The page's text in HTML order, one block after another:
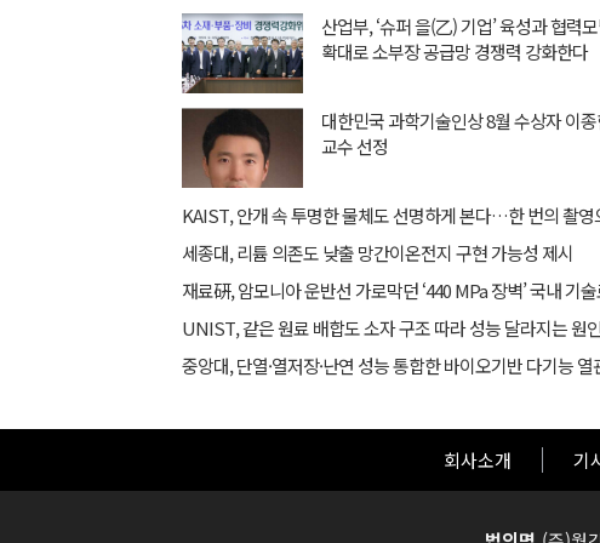
산업부, ‘슈퍼 을(乙) 기업’ 육성과 협력
확대로 소부장 공급망 경쟁력 강화한다
대한민국 과학기술인상 8월 수상자 이
교수 선정
세종대, 리튬 의존도 낮출 망간이온전지 구현 가능성 제시
회사소개 기